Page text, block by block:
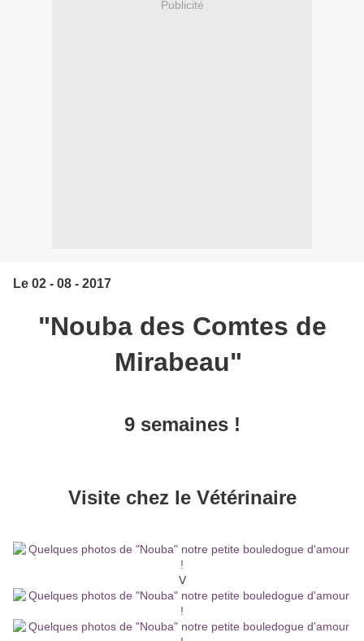
Publicité
Le 02 - 08 - 2017
"Nouba des Comtes de
Mirabeau"
9 semaines !
Visite chez le Vétérinaire
V